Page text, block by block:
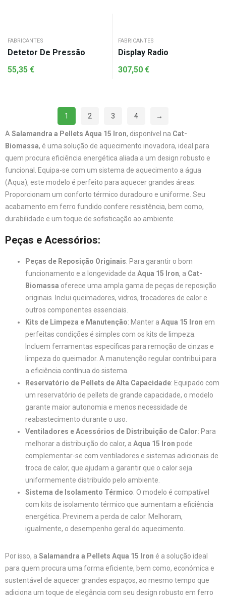
FABRICANTES
Detetor De Pressão
55,35 €
FABRICANTES
Display Radio
307,50 €
1 2 3 4 →
ASalamandra a Pellets Aqua 15 Iron, disponível na Cat-
Biomassa, é uma solução de aquecimento inovadora, ideal para
quem procura eficiência energética aliada a um design robusto e
funcional. Equipa-se com um sistema de aquecimento a água
(Aqua), este modelo é perfeito para aquecer grandes áreas.
Proporcionam um conforto térmico duradouro e uniforme. Seu
acabamento em ferro fundido confere resistência, bem como,
durabilidade e um toque de sofisticação ao ambiente.
Peças e Acessórios:
Peças de Reposição Originais: Para garantir o bom
funcionamento e a longevidade da Aqua 15 Iron, a Cat-
Biomassa oferece uma ampla gama de peças de reposição
originais. Inclui queimadores, vidros, trocadores de calor e
outros componentes essenciais.
Kits de Limpeza e Manutenção: Manter a Aqua 15 Iron em
perfeitas condições é simples com os kits de limpeza.
Incluem ferramentas específicas para remoção de cinzas e
limpeza do queimador. A manutenção regular contribui para
a eficiência contínua do sistema.
Reservatório de Pellets de Alta Capacidade: Equipado com
um reservatório de pellets de grande capacidade, o modelo
garante maior autonomia e menos necessidade de
reabastecimento durante o uso.
Ventiladores e Acessórios de Distribuição de Calor: Para
melhorar a distribuição do calor, a Aqua 15 Iron pode
complementar-se com ventiladores e sistemas adicionais de
troca de calor, que ajudam a garantir que o calor seja
uniformemente distribuído pelo ambiente.
Sistema de Isolamento Térmico: O modelo é compatível
com kits de isolamento térmico que aumentam a eficiência
energética. Previnem a perda de calor. Melhoram,
igualmente, o desempenho geral do aquecimento.
Por isso, a Salamandra a Pellets Aqua 15 Iron é a solução ideal
para quem procura uma forma eficiente, bem como, económica e
sustentável de aquecer grandes espaços, ao mesmo tempo que
adiciona um toque de elegância com seu design robusto em ferro